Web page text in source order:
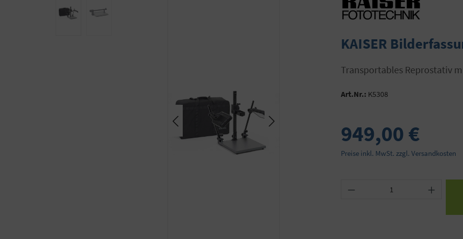
KAISER
transportables Reprostativ
Art.Nr.: K5308
949,00 €
Preise inkl. MwSt. zzgl. Versandkosten
Produkt Anzahl: Gib